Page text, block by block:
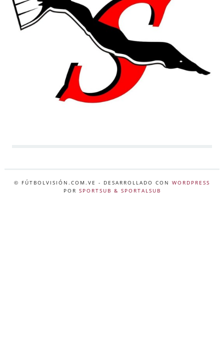
© FÚTBOLVISIÓN.COM.VE - DESARROLLADO CON WORDPRESS
POR SPORTSUB & SPORTALSUB